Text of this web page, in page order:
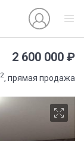
2 600 000 ₽
2, прямая продажа